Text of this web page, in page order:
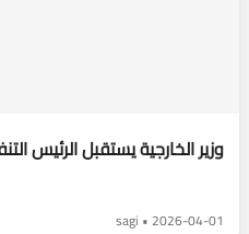
وزير الخارجية يستقبل الرئيس
2026-04-01 • sagi